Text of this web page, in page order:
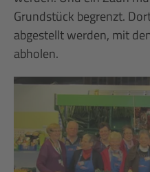
Grundstück begrenzt.
abgestellt werden, mit
abholen.